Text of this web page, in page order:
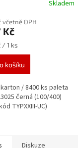
Skladem
včetně DPH
Kč
/ 1 ks
košíku
/ 8400 ks paleta
černá (100/400)
TYPXXIII-UC)
Diskuze